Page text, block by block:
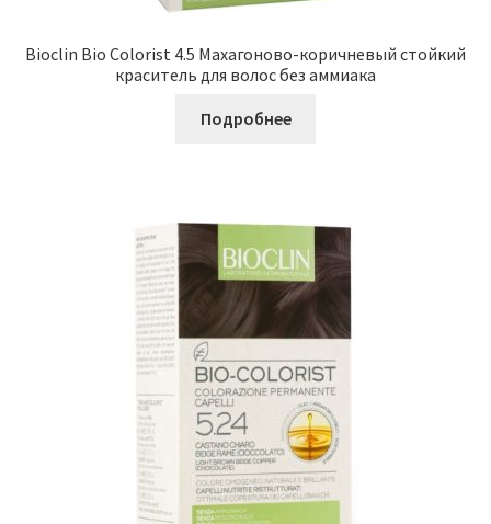
Bioclin Bio Colorist 4.5 Махагоново-коричневый стойкий
краситель для волос без аммиака
Подробнее